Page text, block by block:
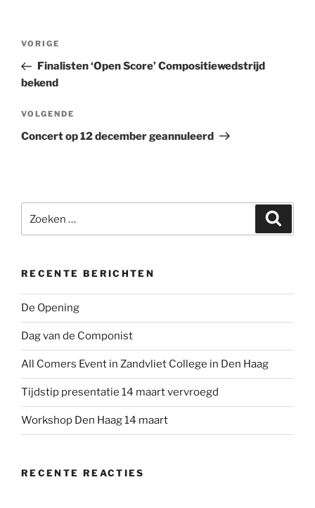
Bericht
Vorig
bericht
VORIGE
Finalisten ‘Open Score’ Compositiewedstrijd
bekend
Volgend
bericht
VOLGENDE
Concert op 12 december geannuleerd
naar:
RECENTE BERICHTEN
De Opening
Dag van de Componist
All Comers Event in Zandvliet College in Den Haag
Tijdstip presentatie 14 maart vervroegd
Workshop Den Haag 14 maart
RECENTE REACTIES